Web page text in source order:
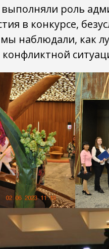
роль
в конкурсе,
мы наблюдали, как